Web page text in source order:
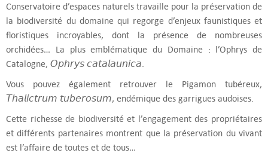
Conservatoire d’espaces naturels travaille pour la préservation de
la biodiversité du domaine qui regorge d’enjeux faunistiques et
floristiques incroyables, dont la présence de nombreuses
orchidées… La plus emblématique du Domaine : l’Ophrys de
Catalogne, 𝘖𝘱𝘩𝘳𝘺𝘴 𝘤𝘢𝘵𝘢𝘭𝘢𝘶𝘯𝘪𝘤𝘢.
Vous pouvez également retrouver le Pigamon tubéreux,
𝘛𝘩𝘢𝘭𝘪𝘤𝘵𝘳𝘶𝘮 𝘵𝘶𝘣𝘦𝘳𝘰𝘴𝘶𝘮, endémique des garrigues audoises.
Cette richesse de biodiversité et l’engagement des propriétaires
et différents partenaires montrent que la préservation du vivant
est l’affaire de toutes et de tous…